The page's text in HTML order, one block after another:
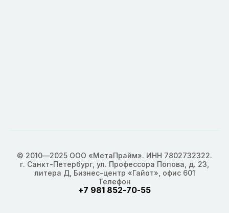
© 2010—2025 ООО «МетаПрайм». ИНН 7802732322.
г. Санкт-Петербург, ул. Профессора Попова, д. 23,
литера Д, Бизнес-центр «Гайот», офис 601
Телефон
+7 981 852-70-55